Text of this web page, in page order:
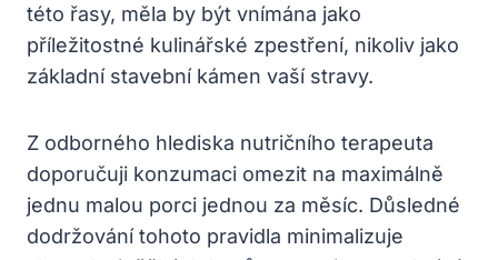
této řasy, měla by být vnímána jako
příležitostné kulinářské zpestření, nikoliv jako
základní stavební kámen vaší stravy.
Z odborného hlediska nutričního terapeuta
doporučuji konzumaci omezit na maximálně
jednu malou porci jednou za měsíc. Důsledné
dodržování tohoto pravidla minimalizuje